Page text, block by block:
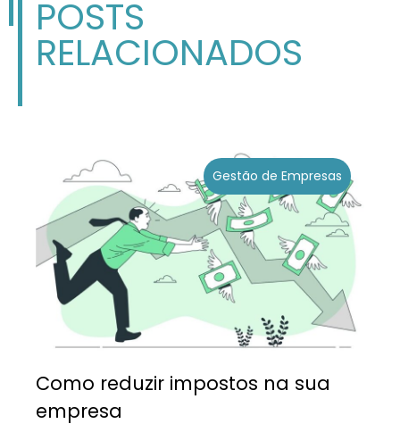
POSTS
RELACIONADOS
Gestão de Empresas
Como reduzir impostos na sua
empresa